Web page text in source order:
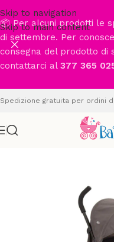
Skip to navigation
Skip to main content
📦 Per alcuni prodotti le
di settembre. Per
consegna del prodotto di
contattarci al 377 365
Spedizione gratuita per ordini